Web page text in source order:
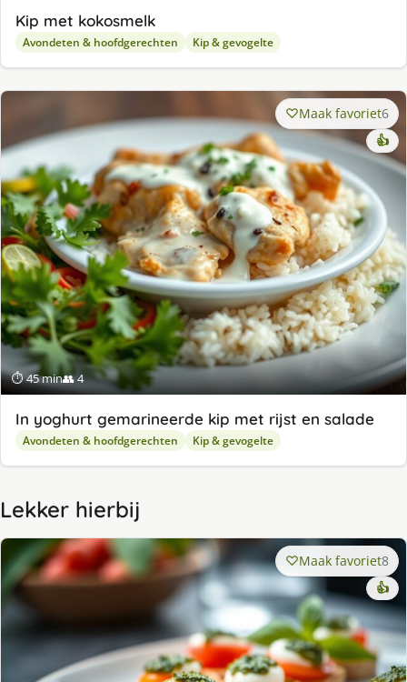
Kip met kokosmelk
Avondeten & hoofdgerechten Kip & gevogelte
⏱ 45 min👥 4
Maak favoriet6
👍
In yoghurt gemarineerde kip met rijst en salade
Avondeten & hoofdgerechten Kip & gevogelte
Lekker hierbij
Maak favoriet8
👍